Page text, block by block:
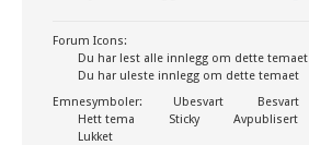
Forum Icons:
Du har lest alle innlegg om dette temaet
Du har uleste innlegg om dette temaet
Emnesymboler:
Ubesvart Besvart
Hett tema
Sticky Avpublisert
Lukket